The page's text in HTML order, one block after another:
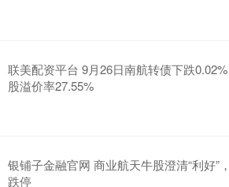
联美配资平台 9月26日南航转债下跌
股溢价率27.55%
银铺子金融官网 商业航天牛股澄清“利好”
跌停